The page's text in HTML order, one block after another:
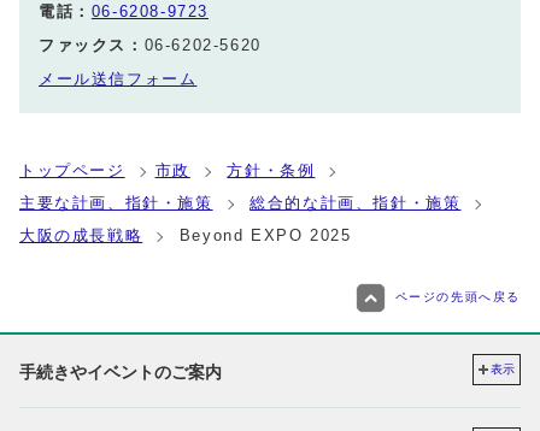
電話： 06-6208-9723
ファックス： 06-6202-5620
メール送信フォーム
トップページ 市政
方針・条例
主要な計画、指針・施策
総合的な計画、指針・施策
大阪の成長戦略
Beyond EXPO 2025
ページの先頭へ戻る
手続きやイベントのご案内 表示